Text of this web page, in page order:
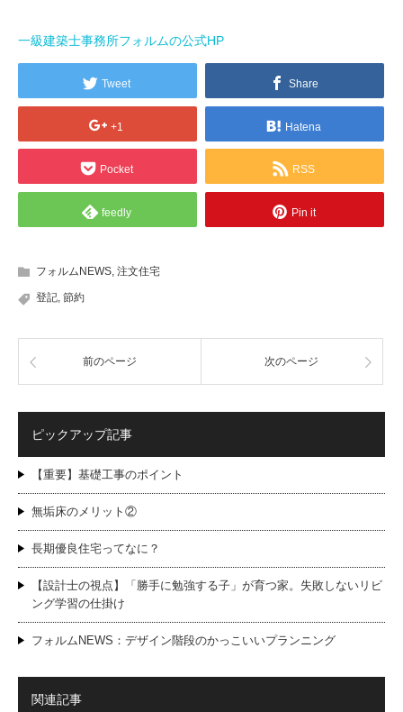
一級建築士事務所フォルムの公式HP
Tweet Share
+1 Hatena
Pocket RSS
feedly Pin it
フォルムNEWS, 注文住宅
登記, 節約
前のページ 次のページ
ピックアップ記事
【重要】基礎工事のポイント
無垢床のメリット②
長期優良住宅ってなに？
【設計士の視点】「勝手に勉強する子」が育つ家。失敗しないリビ
ング学習の仕掛け
フォルムNEWS：デザイン階段のかっこいいプランニング
関連記事